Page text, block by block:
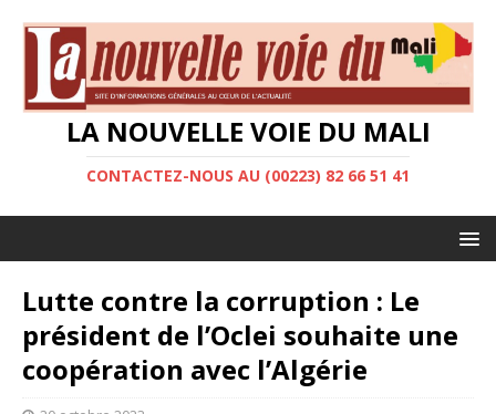
LA NOUVELLE VOIE DU MALI
CONTACTEZ-NOUS AU (00223) 82 66 51 41
Lutte contre la corruption : Le
président de l’Oclei souhaite une
coopération avec l’Algérie